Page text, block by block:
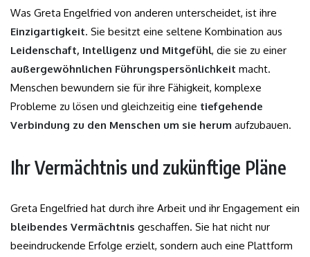
Was Greta Engelfried von anderen unterscheidet, ist ihre
Einzigartigkeit. Sie besitzt eine seltene Kombination aus
Leidenschaft, Intelligenz und Mitgefühl, die sie zu einer
außergewöhnlichen Führungspersönlichkeit macht.
Menschen bewundern sie für ihre Fähigkeit, komplexe
Probleme zu lösen und gleichzeitig eine tiefgehende
Verbindung zu den Menschen um sie herum aufzubauen.
Ihr Vermächtnis und zukünftige Pläne
Greta Engelfried hat durch ihre Arbeit und ihr Engagement ein
bleibendes Vermächtnis geschaffen. Sie hat nicht nur
beeindruckende Erfolge erzielt, sondern auch eine Plattform